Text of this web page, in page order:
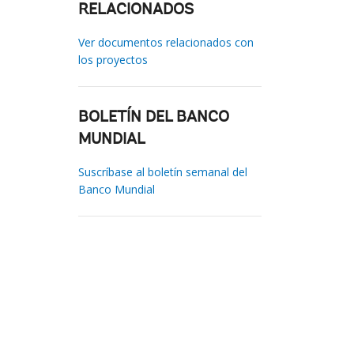
RELACIONADOS
Ver documentos relacionados con
los proyectos
BOLETÍN DEL BANCO
MUNDIAL
Suscríbase al boletín semanal del
Banco Mundial